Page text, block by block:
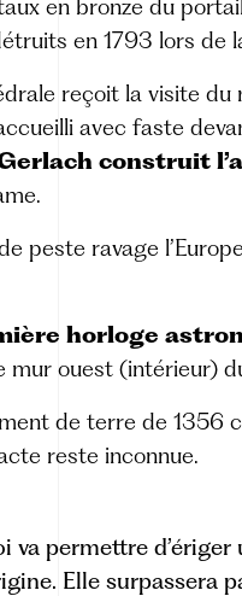
en bronze du
en 1793 lors de
reçoit la visite
avec faste
construit
peste ravage
horloge
mur ouest (intérieur)
de terre de 1356
reste inconnue.
va permettre
Elle surpassera